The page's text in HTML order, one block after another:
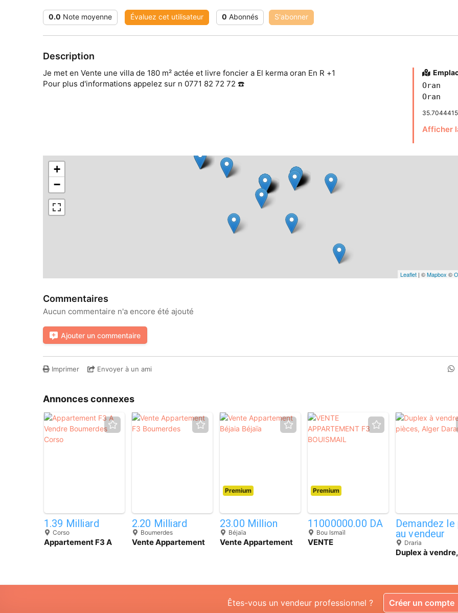
0.0 Note moyenne Évaluez cet utilisateur 0 Abonnés S'abonner
Description
Je met en Vente une villa de 180 m² actée et livre foncier a El kerma oran En R +1
Pour plus d'informations appelez sur n 0771 82 72 72 ☎️
Oran
Oran
Afficher
+
−
Leaflet | ©Mapbox ©
Commentaires
Aucun commentaire n'a encore été ajouté
Ajouter un commentaire
Imprimer Envoyer à un ami
Annonces connexes
1.39 Milliard
Corso
Appartement F3 A
2.20 Milliard
Boumerdes
Vente Appartement
Premium
23.00 Million
Béjaïa
Vente Appartement
Premium
11000000.00 DA
Bou Ismaïl
VENTE
Demandez le
au vendeur
Draria
Duplex à
Êtes-vous un vendeur professionnel ? Créer un compte